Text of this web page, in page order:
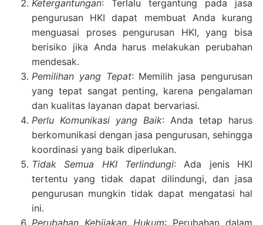
Ketergantungan: Terlalu tergantung pada jasa
pengurusan HKI dapat membuat Anda kurang
menguasai proses pengurusan HKI, yang bisa
berisiko jika Anda harus melakukan perubahan
mendesak.
Pemilihan yang Tepat: Memilih jasa pengurusan
yang tepat sangat penting, karena pengalaman
dan kualitas layanan dapat bervariasi.
Perlu Komunikasi yang Baik: Anda tetap harus
berkomunikasi dengan jasa pengurusan, sehingga
koordinasi yang baik diperlukan.
Tidak Semua HKI Terlindungi: Ada jenis HKI
tertentu yang tidak dapat dilindungi, dan jasa
pengurusan mungkin tidak dapat mengatasi hal
ini.
Perubahan Kebijakan Hukum: Perubahan dalam